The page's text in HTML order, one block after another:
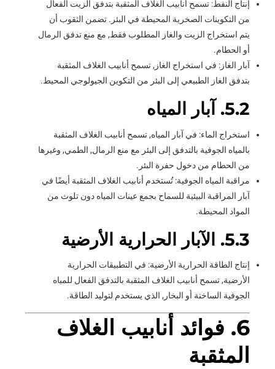
إنتاج النفط: تسمح أنابيب الغلاف المثقبة بتدفق الزيت الفعال
من التكوينات الصخرية المحيطة في البئر. تضمن الثقوب أن
يتم استخراج الزيت والغاز المطلوب فقط, مع منع تدفق الرمال
أو الحطام.
آبار الغاز: في استخراج الغاز, تسمح أنابيب الغلاف المثقبة
بتدفق الغاز الطبيعي إلى البئر من التكوين الجيولوجي المحيط.
5.2. آبار المياه
استخراج الماء: في آبار المياه, تسمح أنابيب الغلاف المثقبة
بالمياه الجوفية بالتدفق إلى البئر مع منع الرمال, الطمي, وغيرها
من الحطام من دخول حفرة البئر.
مراقبة المياه الجوفية: تُستخدم أنابيب الغلاف المثقبة أيضًا في
آبار المراقبة البيئية للسماح بجمع عينات المياه دون تلوث من
المواد المحيطة.
5.3. الآبار الحرارية الأرضية
إنتاج الطاقة الحرارية الأرضية: في التطبيقات الحرارية
الأرضية, تسمح أنابيب الغلاف المثقبة بالتدفق الفعال للمياه
الجوفية الساخنة أو البخار, الذي يستخدم لتوليد الطاقة.
6. فوائد أنابيب الغلاف
المثقبة